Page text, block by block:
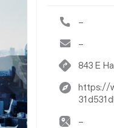
-
-
843 E
https://
-